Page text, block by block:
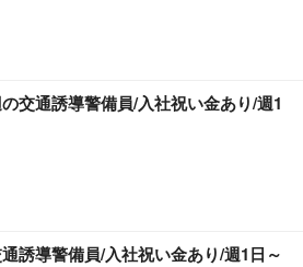
交通誘導警備員/入社祝い金あり/週1
誘導警備員/入社祝い金あり/週1日～